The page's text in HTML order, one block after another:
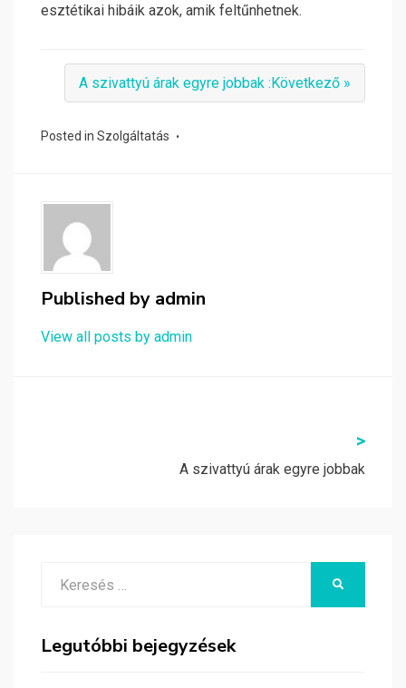
esztétikai hibáik azok, amik feltűnhetnek.
A szivattyú árak egyre jobbak :Következő »
Posted in Szolgáltatás
Published by admin
View all posts by admin
>
A szivattyú árak egyre jobbak
Legutóbbi bejegyzések